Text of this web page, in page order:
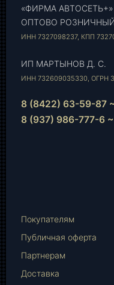
«ФИРМА АВТОСЕТЬ+»
ОПТОВО
ИНН 7327098237, КПП
ИП МАРТЫНОВ Д. С.
ИНН 732609035330, ОГРН
8 (8422) 63-59-87
8 (937) 986-777-6
Mail
Покупателям
Публичная оферта
Партнерам
Доставка